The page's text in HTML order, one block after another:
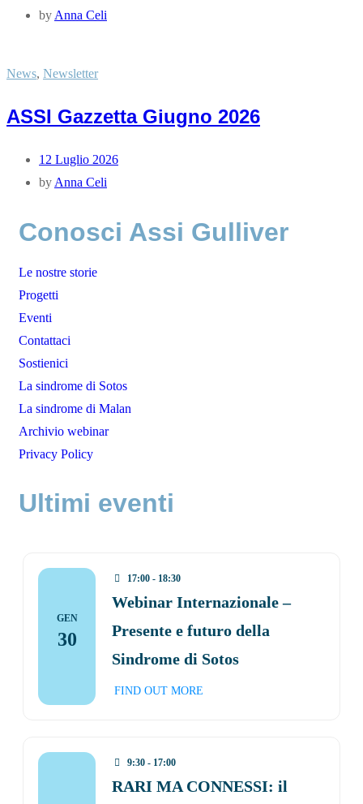
by Anna Celi
News, Newsletter
ASSI Gazzetta Giugno 2026
12 Luglio 2026
by Anna Celi
Conosci Assi Gulliver
Le nostre storie
Progetti
Eventi
Contattaci
Sostienici
La sindrome di Sotos
La sindrome di Malan
Archivio webinar
Privacy Policy
Ultimi eventi
GEN
30
17:00 - 18:30
Webinar Internazionale –
Presente e futuro della
Sindrome di Sotos
FIND OUT MORE
9:30 - 17:00
RARI MA CONNESSI: il